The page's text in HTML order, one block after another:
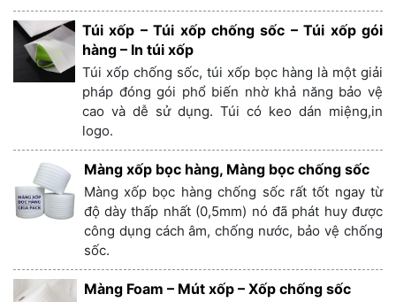
Túi xốp – Túi xốp chống sốc – Túi xốp gói
hàng – In túi xốp
Túi xốp chống sốc, túi xốp bọc hàng là một giải
pháp đóng gói phổ biến nhờ khả năng bảo vệ
cao và dễ sử dụng. Túi có keo dán miệng,in
logo.
Màng xốp bọc hàng, Màng bọc chống sốc
Màng xốp bọc hàng chống sốc rất tốt ngay từ
độ dày thấp nhất (0,5mm) nó đã phát huy được
công dụng cách âm, chống nước, bảo vệ chống
sốc.
Màng Foam – Mút xốp – Xốp chống sốc